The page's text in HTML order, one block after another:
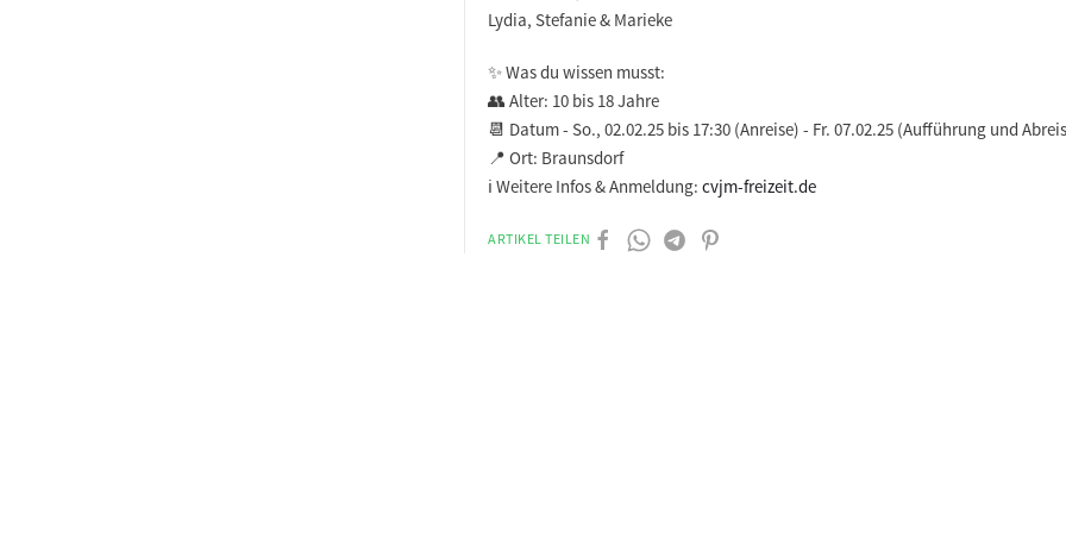
Lydia, Stefanie & Marieke
✨ Was du wissen musst:
👥 Alter: 10 bis 18 Jahre
📆 Datum - So., 02.02.25 bis 17:30 (Anreise) - Fr. 07.02.25 (Aufführung und
📍 Ort: Braunsdorf
ℹ️ Weitere Infos & Anmeldung: cvjm-freizeit.de
ARTIKEL TEILEN